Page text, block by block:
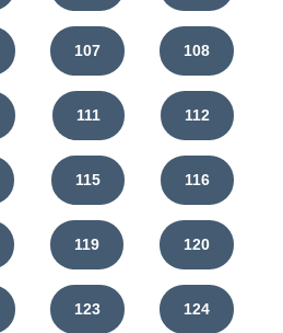
107 108
111 112
115 116
119 120
123 124